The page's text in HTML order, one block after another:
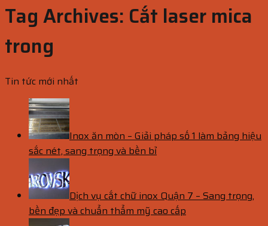
Tag Archives: Cắt laser mica
trong
Tin tức mới nhất
Inox ăn mòn – Giải pháp số 1 làm bảng hiệu
sắc nét, sang trọng và bền bỉ
Dịch vụ cắt chữ inox Quận 7 – Sang trọng,
bền đẹp và chuẩn thẩm mỹ cao cấp